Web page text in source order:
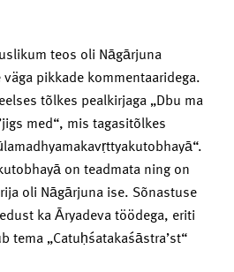
teos oli Nāgārjuna
pikkade kommentaaridega.
tõlkes pealkirjaga „Dbu ma
med“, mis tagasitõlkes
on teadmata ning on
oli Nāgārjuna ise. Sõnastuse
ka Āryadeva töödega, eriti
tema „Catuḥśatakaśāstra’st“